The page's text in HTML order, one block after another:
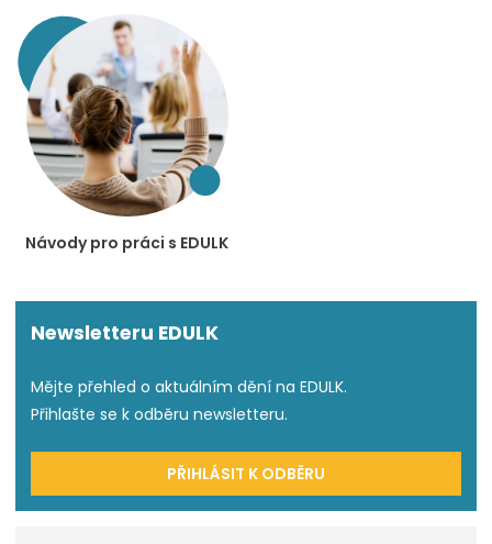
Návody pro práci s EDULK
Newsletteru EDULK
Mějte přehled o aktuálním dění na EDULK.
Přihlašte se k odběru newsletteru.
PŘIHLÁSIT K ODBĚRU